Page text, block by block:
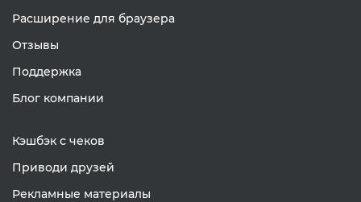
Расширение для браузера
Отзывы
Поддержка
Блог компании
Кэшбэк с чеков
Приводи друзей
Рекламные материалы